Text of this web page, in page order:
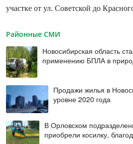
участке от ул. Советской до
Районные СМИ
Новосибирская область
применению БПЛА в
Продажи жилья в
уровне 2020 года
В Орловском
приобрели косилку,